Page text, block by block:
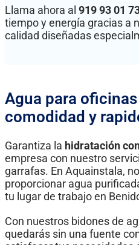
Llama ahora al 919 93 01
tiempo y energía gracias a
calidad diseñadas
Agua para
comodidad y
Garantiza la hidratación
empresa con nuestro
garrafas. En Aquainstala,
proporcionar agua
tu lugar de trabajo en
Con nuestros bidones de
quedarás sin una fuente